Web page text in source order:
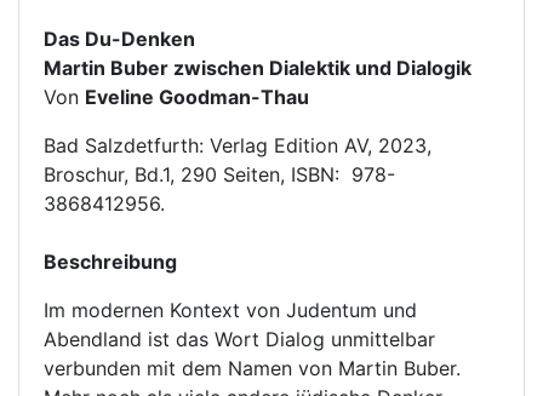
Das Du-Denken
Martin Buber zwischen Dialektik und Dialogik
Von Eveline Goodman-Thau
Bad Salzdetfurth: Verlag Edition AV, 2023,
Broschur, Bd.1, 290 Seiten, ISBN: 978-
3868412956.
Beschreibung
Im modernen Kontext von Judentum und
Abendland ist das Wort Dialog unmittelbar
verbunden mit dem Namen von Martin Buber.